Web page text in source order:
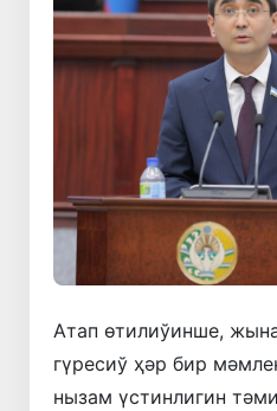
Атап өтилиўинше,
гүресиў ҳәр бир
нызам үстинлигин